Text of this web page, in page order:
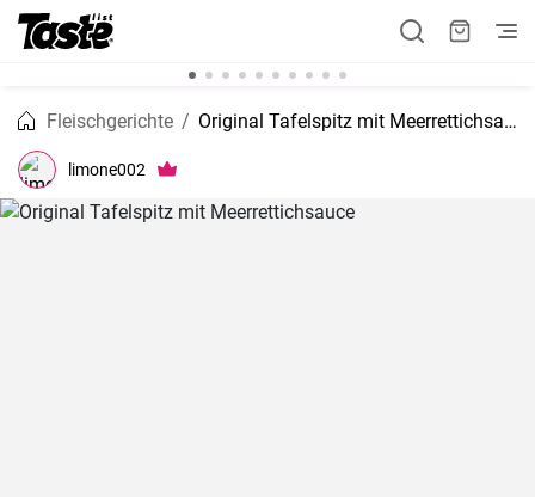
Fleischgerichte Original Tafelspitz mit Meerrettichsauce
limone002